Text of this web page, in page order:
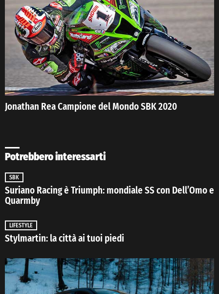
Jonathan Rea Campione del Mondo SBK 2020
Potrebbero interessarti
SBK
Suriano Racing è Triumph: mondiale SS con Dell’Omo e
Quarmby
LIFESTYLE
Stylmartin: la città ai tuoi piedi